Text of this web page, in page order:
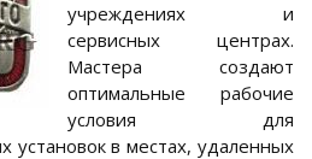
учреждениях и
сервисных центрах.
Мастера создают
оптимальные рабочие
условия для
установок в местах, удаленных